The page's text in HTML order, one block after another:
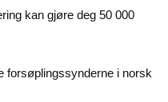
kan gjøre deg 50 000
forsøplingssynderne i norsk